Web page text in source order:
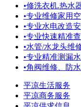
•修洗衣机.热水
•专业维修家用
•专业水电改造
•专业快速精准
•水管/水龙头维
•专业精准测漏
•角阀维修、防
平凉生活服务
平凉商务服务